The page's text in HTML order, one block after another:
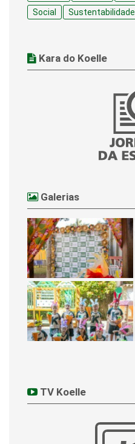
Social
Sustentabilidade
Kara do Koelle
Galerias
TV Koelle